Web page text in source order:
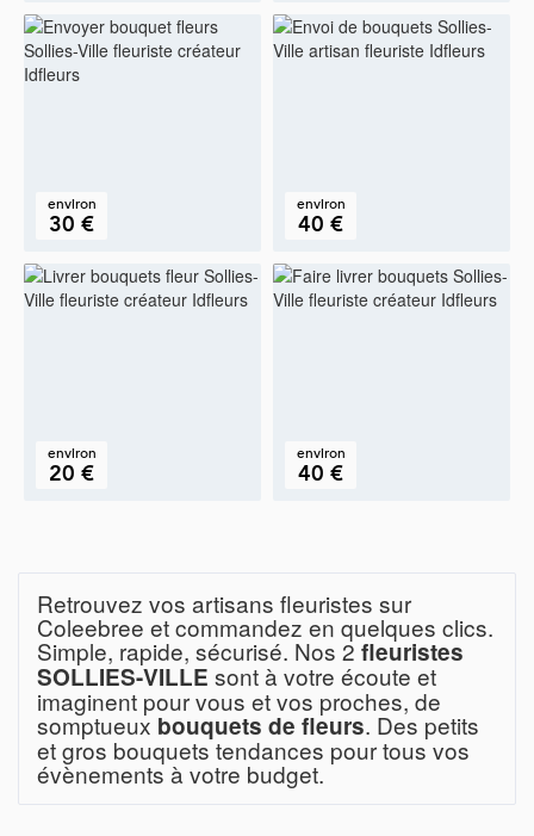
environ
30 €
environ
40 €
environ
20 €
environ
40 €
Retrouvez vos artisans fleuristes sur
Coleebree et commandez en quelques clics.
Simple, rapide, sécurisé. Nos 2 fleuristes
SOLLIES-VILLE sont à votre écoute et
imaginent pour vous et vos proches, de
somptueux bouquets de fleurs. Des petits
et gros bouquets tendances pour tous vos
évènements à votre budget.